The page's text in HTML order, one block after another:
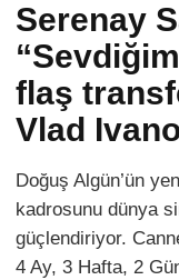
Serenay
flaş
Vlad
Doğuş Algün’ün
kadrosunu dünya
güçlendiriyor.
4 Ay, 3 Hafta, 2